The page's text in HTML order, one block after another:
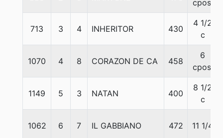
cpos.
713 3 4 INHERITOR 430
4 1/2
c
1070 4 8 CORAZON DE CA 458
6
cpos.
1149 5 3 NATAN 400
8 1/2
c
1062 6 7 IL GABBIANO 472 11 1/4